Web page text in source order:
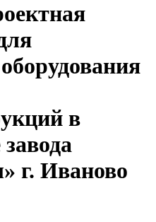
в
г. Иваново